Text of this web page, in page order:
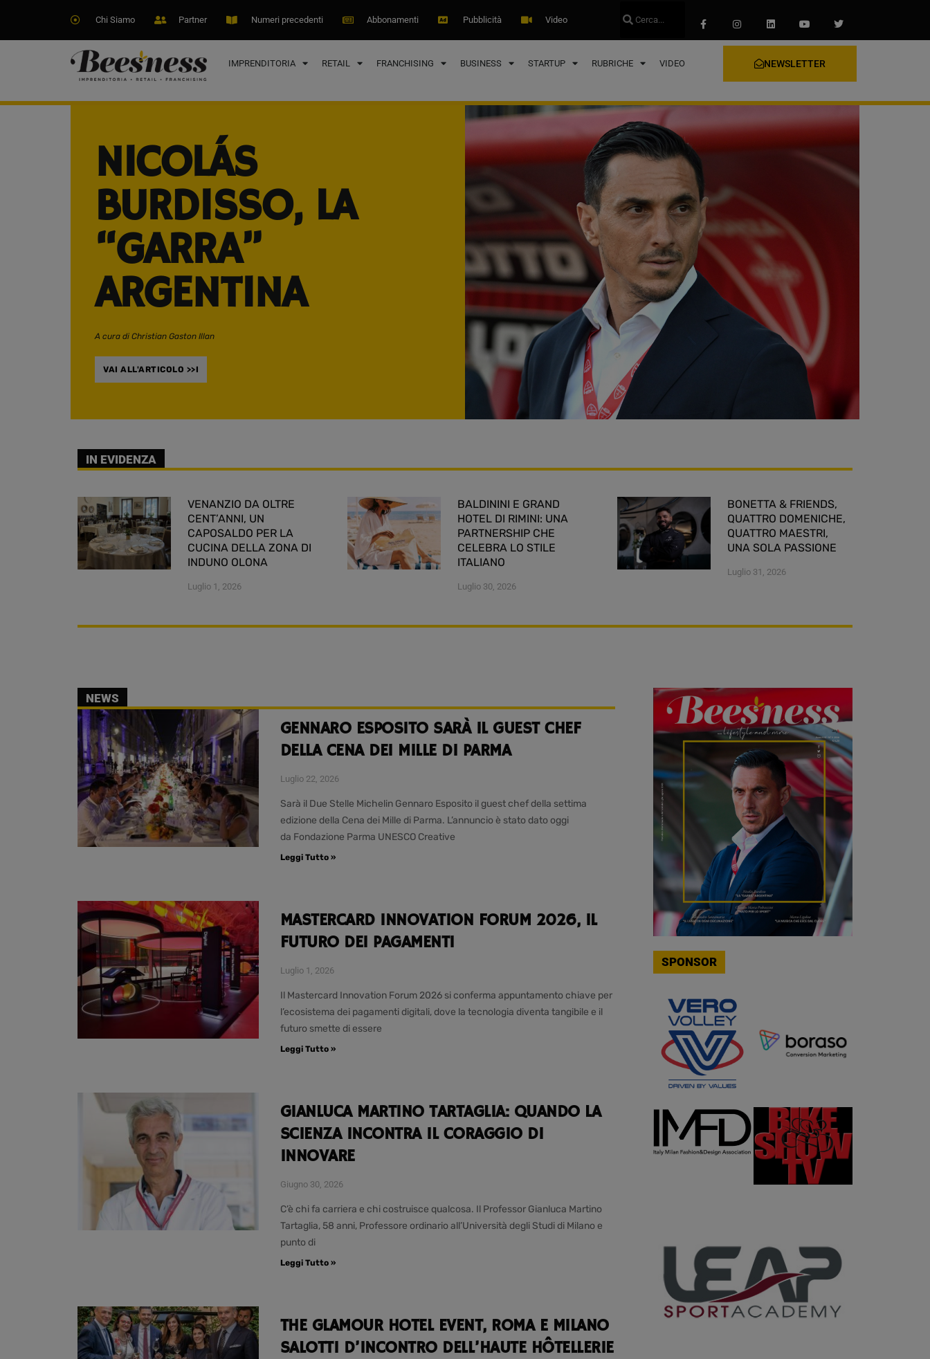
Chi Siamo Partner Numeri precedenti Abbonamenti Pubblicità Video
IMPRENDITORIA RETAIL FRANCHISING BUSINESS STARTUP RUBRICHE VIDEO NEWSLETTER
NICOLÁS
BURDISSO, LA
“GARRA”
ARGENTINA
A cura di Christian Gaston Illan
VAI ALL'ARTICOLO >>I
IN EVIDENZA
VENANZIO DA OLTRE
CENT’ANNI, UN
CAPOSALDO PER LA
CUCINA DELLA ZONA DI
INDUNO OLONA
Luglio 1, 2026
BALDININI E GRAND
HOTEL DI RIMINI: UNA
PARTNERSHIP CHE
CELEBRA LO STILE
ITALIANO
Luglio 30, 2026
BONETTA & FRIENDS,
QUATTRO DOMENICHE,
QUATTRO MAESTRI,
UNA SOLA PASSIONE
Luglio 31, 2026
NEWS
GENNARO ESPOSITO SARÀ IL GUEST CHEF
DELLA CENA DEI MILLE DI PARMA
Luglio 22, 2026
Sarà il Due Stelle Michelin Gennaro Esposito il guest chef della settima
edizione della Cena dei Mille di Parma. L’annuncio è stato dato oggi
da Fondazione Parma UNESCO Creative
Leggi Tutto »
MASTERCARD INNOVATION FORUM 2026, IL
FUTURO DEI PAGAMENTI
Luglio 1, 2026
Il Mastercard Innovation Forum 2026 si conferma appuntamento chiave per
l’ecosistema dei pagamenti digitali, dove la tecnologia diventa tangibile e il
futuro smette di essere
Leggi Tutto »
GIANLUCA MARTINO TARTAGLIA: QUANDO LA
SCIENZA INCONTRA IL CORAGGIO DI
INNOVARE
Giugno 30, 2026
C’è chi fa carriera e chi costruisce qualcosa. Il Professor Gianluca Martino
Tartaglia, 58 anni, Professore ordinario all’Università degli Studi di Milano e
punto di
Leggi Tutto »
THE GLAMOUR HOTEL EVENT, ROMA E MILANO
SALOTTI D’INCONTRO DELL’HAUTE HÔTELLERIE
SPONSOR